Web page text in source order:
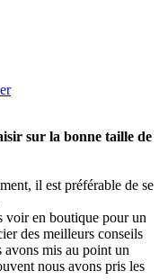
sur la bonne taille de
il est préférable de se
voir en boutique pour un
des meilleurs conseils
mis au point un
nous avons pris les